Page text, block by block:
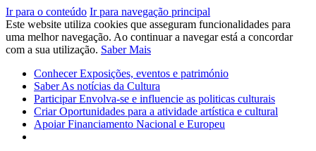
Ir para o conteúdo Ir para navegação principal
Este website utiliza cookies que asseguram funcionalidades para
uma melhor navegação. Ao continuar a navegar está a concordar
com a sua utilização. Saber Mais
ConhecerExposições, eventos e património
SaberAs notícias da Cultura
ParticiparEnvolva-se e influencie as politicas culturais
CriarOportunidades para a atividade artística e cultural
ApoiarFinanciamento Nacional e Europeu